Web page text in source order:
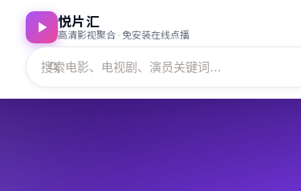
悦片汇
高清影视聚合 · 免安装在线点播